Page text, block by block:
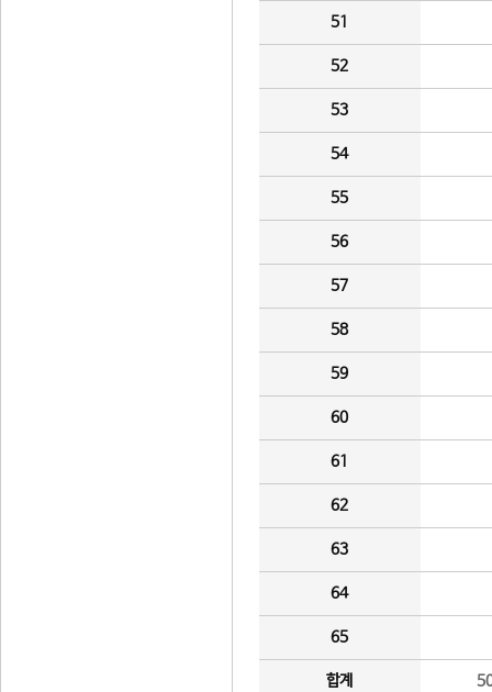
51
52
53
54
55
56
57
58
59
60
61
62
63
64
65
합계